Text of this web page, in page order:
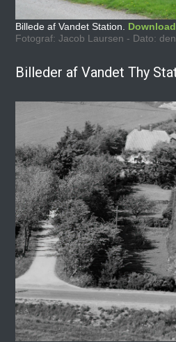
Billede af Vandet Station.
Fotograf: Jacob Laursen - Dato:
Billeder af Vandet Thy